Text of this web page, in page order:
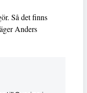
Så det finns
Anders